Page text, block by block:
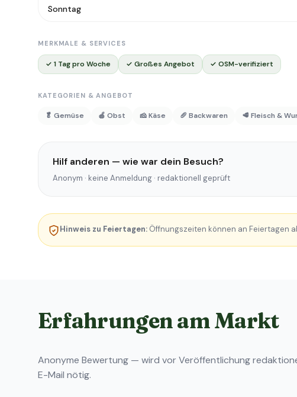
Sonntag
MERKMALE & SERVICES
✓ 1 Tag pro Woche ✓ Großes Angebot ✓ OSM-verifiziert
KATEGORIEN & ANGEBOT
🥬 Gemüse 🍎 Obst 🧀 Käse 🥖 Backwaren 🥩 Fleisch &
Hilf anderen — wie war dein Besuch?
Anonym · keine Anmeldung · redaktionell geprüft
Hinweis zu Feiertagen: Öffnungszeiten können an Feiertagen
Erfahrungen am Markt
Anonyme Bewertung — wird vor Veröffentlichung
E-Mail nötig.